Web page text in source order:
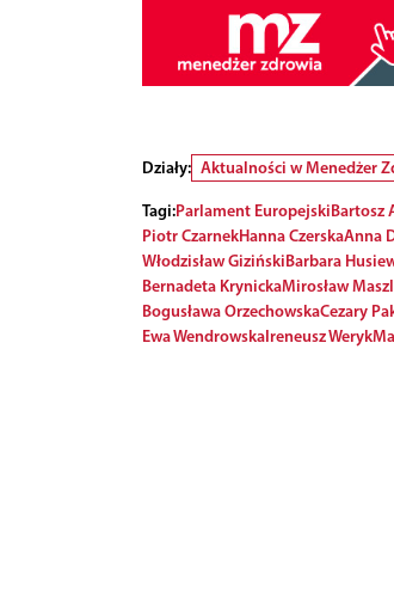
Działy: Aktualności w Menedżer
Tagi:Parlament EuropejskiBartosz
Piotr CzarnekHanna CzerskaAnna
Włodzisław GizińskiBarbara
Bernadeta KrynickaMirosław
Bogusława OrzechowskaCezary
Ewa WendrowskaIreneusz Weryk